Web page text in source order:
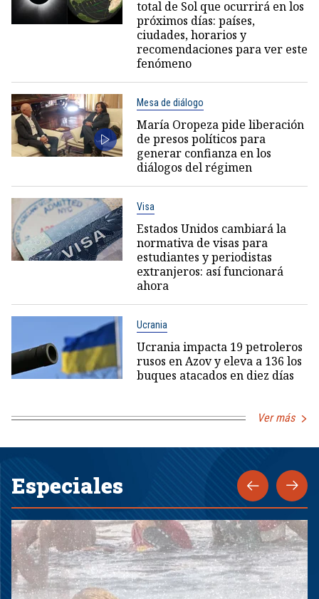
total de Sol que ocurrirá en los
próximos días: países,
ciudades, horarios y
recomendaciones para ver este
fenómeno
Mesa de diálogo
María Oropeza pide liberación
de presos políticos para
generar confianza en los
diálogos del régimen
Visa
Estados Unidos cambiará la
normativa de visas para
estudiantes y periodistas
extranjeros: así funcionará
ahora
Ucrania
Ucrania impacta 19 petroleros
rusos en Azov y eleva a 136 los
buques atacados en diez días
Ver más
Especiales